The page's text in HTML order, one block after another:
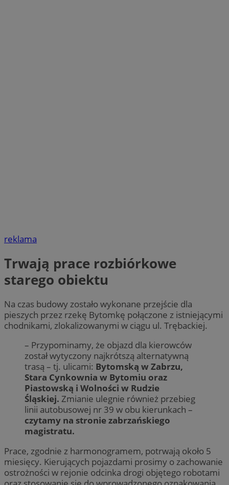
reklama
Trwają prace rozbiórkowe
starego obiektu
Na czas budowy zostało wykonane przejście dla
pieszych przez rzekę Bytomkę połączone z istniejącymi
chodnikami, zlokalizowanymi w ciągu ul. Trębackiej.
– Przypominamy, że objazd dla kierowców
został wytyczony najkrótszą alternatywną
trasą – tj. ulicami: Bytomską w Zabrzu,
Stara Cynkownia w Bytomiu oraz
Piastowską i Wolności w Rudzie
Śląskiej. Zmianie ulegnie również przebieg
linii autobusowej nr 39 w obu kierunkach –
czytamy na stronie zabrzańskiego
magistratu.
Prace, zgodnie z harmonogramem, potrwają około 5
miesięcy. Kierujących pojazdami prosimy o zachowanie
ostrożności w rejonie odcinka drogi objętego robotami